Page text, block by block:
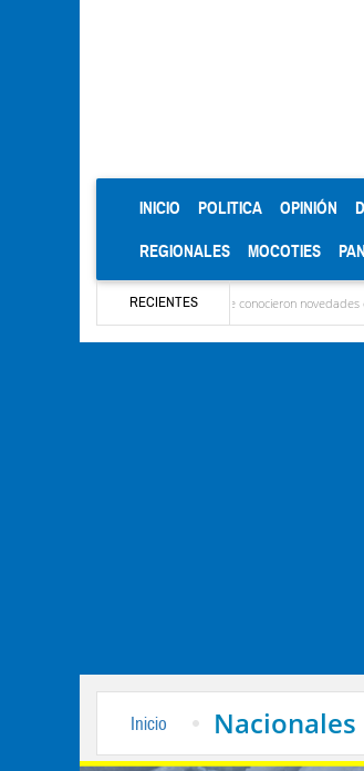
INICIO (CURRENT)
POLITICA OPINIÓN
REGIONALES MOCOTIES
RECIENTES
las delegaciones y se conocieron novedades en el
Inicio Nacionales